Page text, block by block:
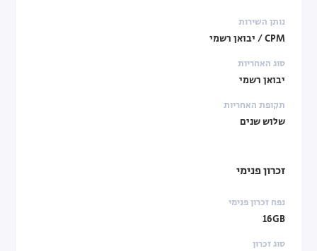
נותן השירות
CPM / יבואן רשמי
סוג האחריות
יבואן רשמי
תקופת האחריות
שלוש שנים
זכרון פנימי
נפח זכרון פנימי
16GB
סוג זכרון